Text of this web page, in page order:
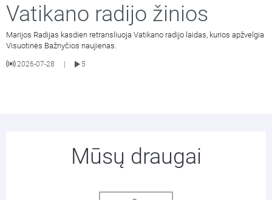
Vatikano radijo žinios
Marijos Radijas kasdien retransliuoja Vatikano radijo laidas, kurios apžvelgia
Visuotinės Bažnyčios naujienas.
2026-07-28 5
Mūsų draugai